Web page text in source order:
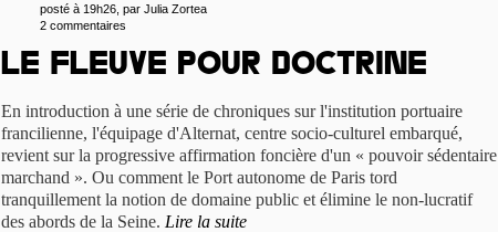
posté à 19h26, par Julia Zortea
2 commentaires
Le fleuve pour doctrine
En introduction à une série de chroniques sur l'institution portuaire
francilienne, l'équipage d'Alternat, centre socio-culturel embarqué,
revient sur la progressive affirmation foncière d'un « pouvoir sédentaire
marchand ». Ou comment le Port autonome de Paris tord
tranquillement la notion de domaine public et élimine le non-lucratif
des abords de la Seine. Lire la suite